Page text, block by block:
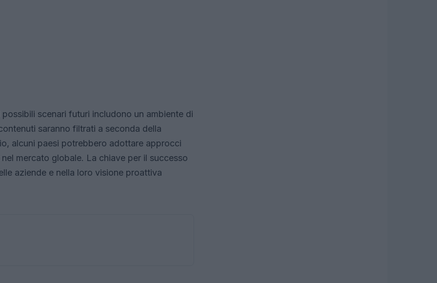
scenari futuri includono un ambiente di
saranno filtrati a seconda della
alcuni paesi potrebbero adottare approcci
nel mercato globale. La chiave per il successo
aziende e nella loro visione proattiva